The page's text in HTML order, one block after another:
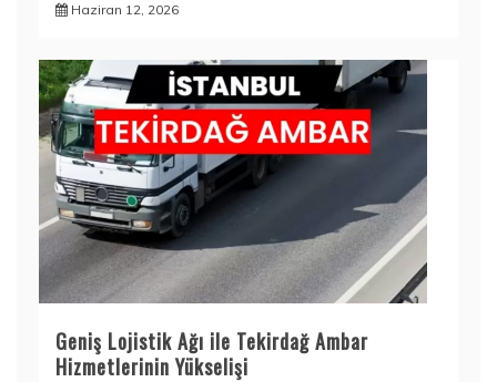
Haziran 12, 2026
Geniş Lojistik Ağı ile Tekirdağ Ambar
Hizmetlerinin Yükselişi